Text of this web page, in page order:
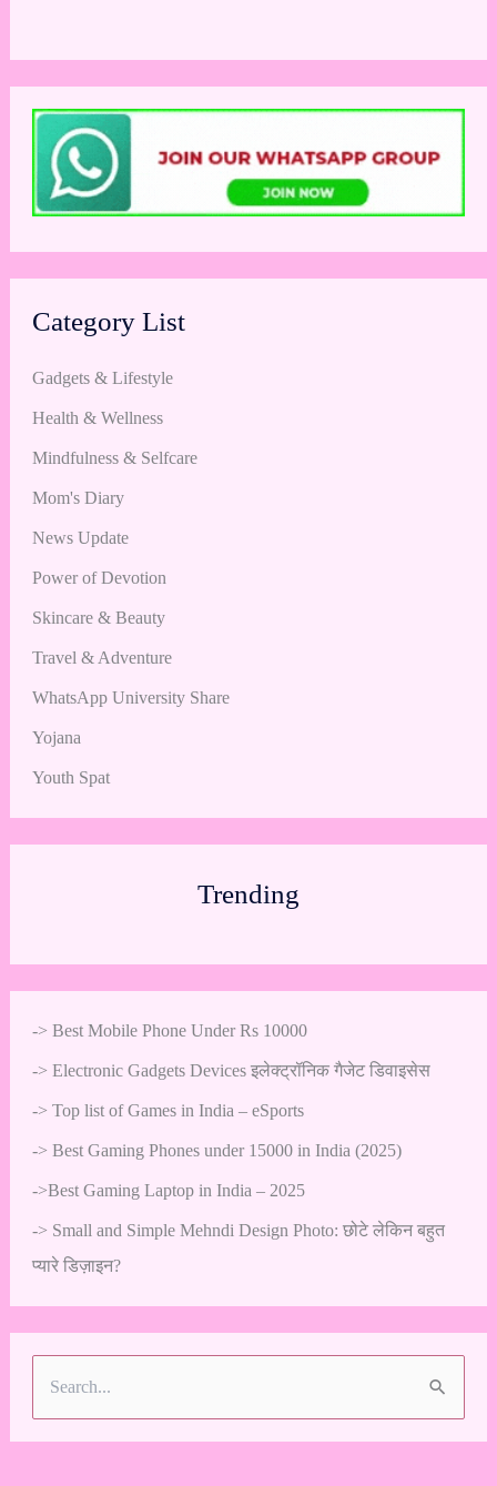
Category List
Gadgets & Lifestyle
Health & Wellness
Mindfulness & Selfcare
Mom's Diary
News Update
Power of Devotion
Skincare & Beauty
Travel & Adventure
WhatsApp University Share
Yojana
Youth Spat
Trending
-> Best Mobile Phone Under Rs 10000
-> Electronic Gadgets Devices इलेक्ट्रॉनिक गैजेट डिवाइसेस
-> Top list of Games in India – eSports
-> Best Gaming Phones under 15000 in India (2025)
->Best Gaming Laptop in India – 2025
-> Small and Simple Mehndi Design Photo: छोटे लेकिन बहुत
प्यारे डिज़ाइन?